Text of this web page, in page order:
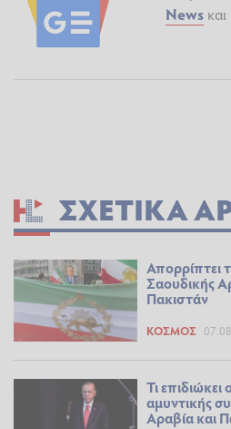
News
ΣΧΕΤΙΚΆ
Απορρίπτει
Σαουδικής
Πακιστάν
ΚΌΣΜΟΣ
Τι
αμυντικής
Αραβία και